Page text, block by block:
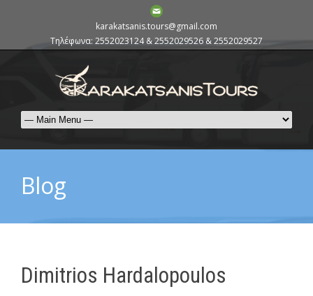
karakatsanis.tours@gmail.com
Τηλέφωνα: 2552023124 & 2552029526 & 2552029527
Blog
Dimitrios Hardalopoulos